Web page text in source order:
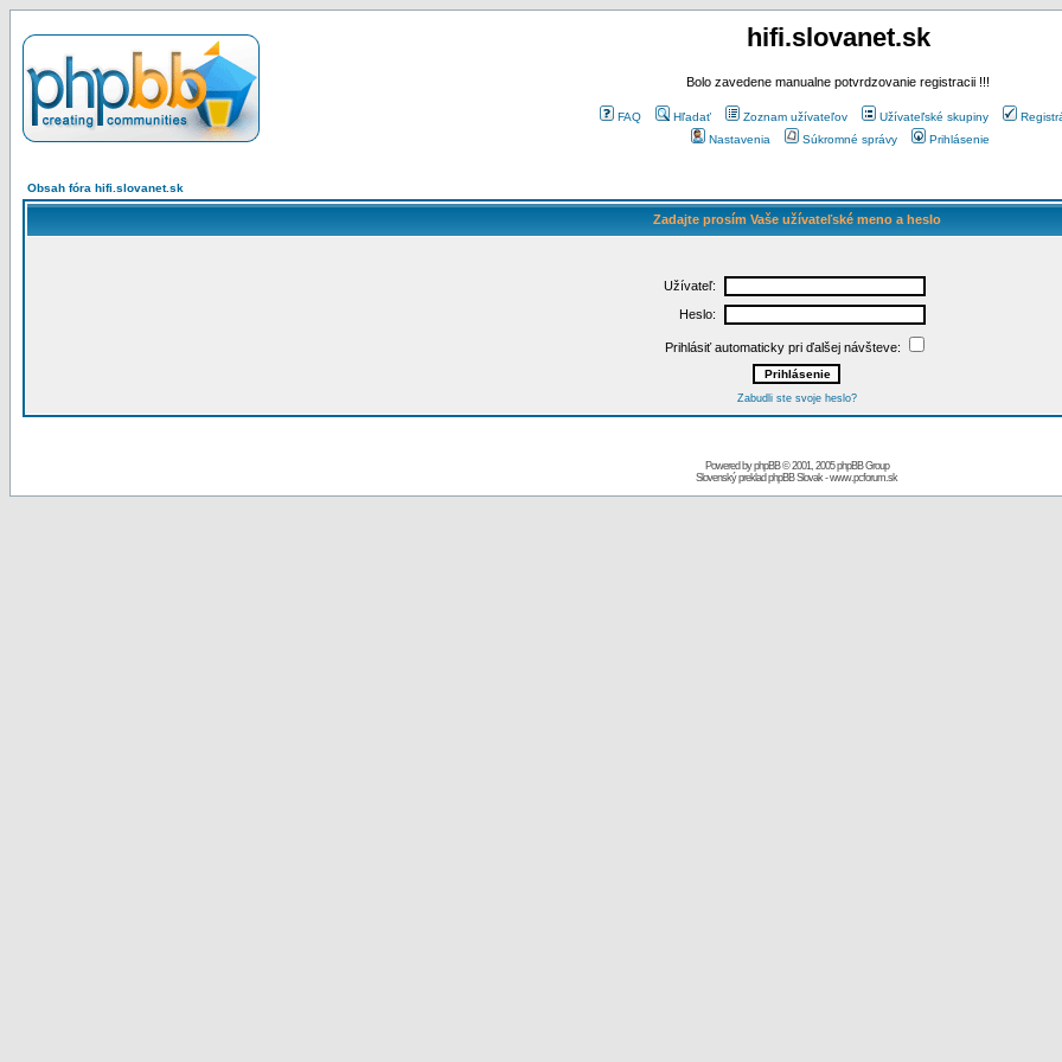
hifi.slovanet.sk
Bolo zavedene manualne potvrdzovanie registracii !!!
FAQ Hľadať Zoznam užívateľov Užívateľské skupiny
Nastavenia
Súkromné správy Prihlásenie
Obsah fóra hifi.slovanet.sk
Zadajte prosím Vaše užívateľské meno a heslo
Užívateľ:
Heslo:
Prihlásiť automaticky pri ďalšej návšteve:
Zabudli ste svoje heslo?
Powered byphpBB© 2001, 2005 phpBB Group
Slovenský preklad phpBB Slovak-www.pcforum.sk